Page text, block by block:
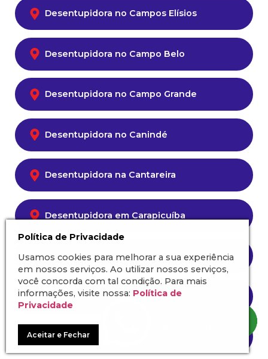
Desentupidora no Campos Elísios
Desentupidora no Campo Belo
Desentupidora no Campo Grande
Desentupidora no Canindé
Desentupidora na Cantareira
Desentupidora em Carapicuíba
Desentupidora na Casa Verde
Desentupidora na Chácara Inglesa
Desentupidora na Chácara Klabin
Política de Privacidade
Usamos cookies para melhorar a sua experiência
em nossos serviços. Ao utilizar nossos serviços,
você concorda com tal condição. Para mais
informações, visite nossa: Política de
Privacidade
Aceitar e Fechar